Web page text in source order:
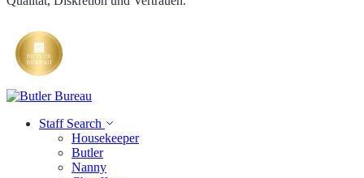
Staff Search
Housekeeper
Butler
Nanny